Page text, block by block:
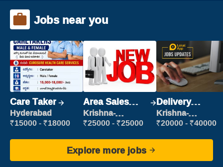
Jobs near you
Care Taker
Hyderabad
₹15000 - ₹18000
Area Sales
Manager (Field
Sales)
Krishna-
vijayawada
₹25000 - ₹25000
Delivery
Executive
Krishna-
vijayawada
₹20000 - ₹40000
Explore more jobs